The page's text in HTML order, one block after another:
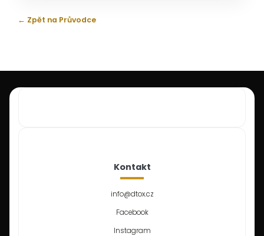
← Zpět na Průvodce
Kontakt
info@dtox.cz
Facebook
Instagram